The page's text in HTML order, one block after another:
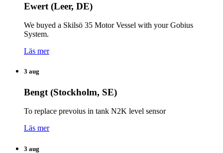
Ewert (Leer, DE)
We buyed a Skilsö 35 Motor Vessel with your Gobius
System.
Läs mer
3 aug
Bengt (Stockholm, SE)
To replace prevoius in tank N2K level sensor
Läs mer
3 aug